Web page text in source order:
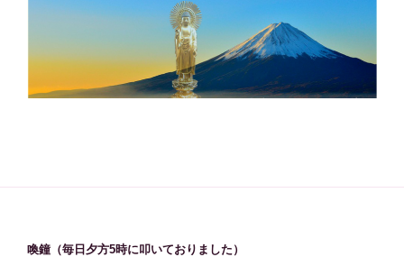
喚鐘（毎日夕方5時に叩いておりました）